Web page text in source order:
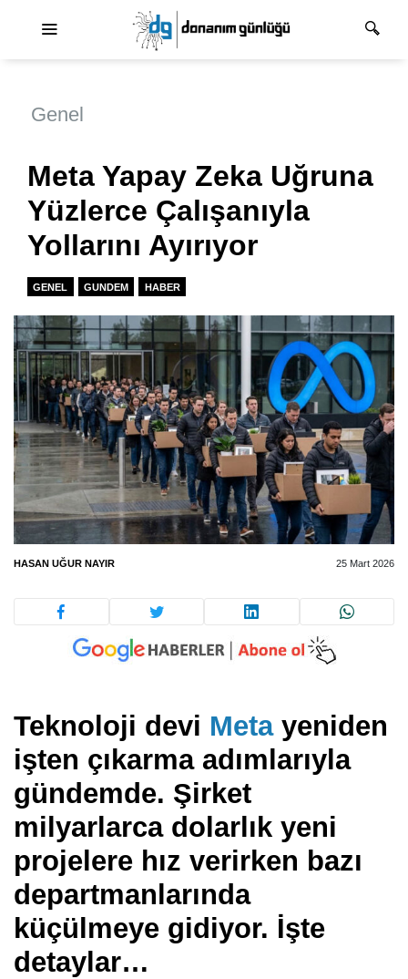
Genel
Meta Yapay Zeka Uğruna
Yüzlerce Çalışanıyla
Yollarını Ayırıyor
GENEL GUNDEM HABER
HASAN UĞUR NAYIR 25 Mart 2026
Teknoloji devi Metayeniden
işten çıkarma adımlarıyla
gündemde. Şirket
milyarlarca dolarlık yeni
projelere hız verirken bazı
departmanlarında
küçülmeye gidiyor. İşte
detaylar…